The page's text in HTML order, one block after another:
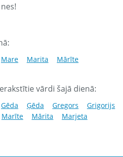
Mare Marita Mārīte
vārdi šajā dienā:
Gēda Ģēda Gregors Grigorijs
Marīte Mārita Marjeta